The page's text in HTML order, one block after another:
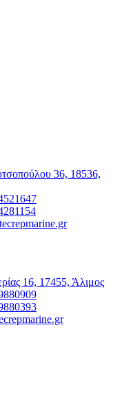
36, 18536,
16, 17455, Άλιμος